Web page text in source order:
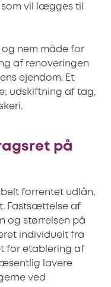
vil lægges til
nem måde for
af renoveringen
ejendom. Et
udskiftning af tag,
på
forrentet udlån,
Fastsættelse af
og størrelsen på
individuelt fra
for etablering af
lavere
ved